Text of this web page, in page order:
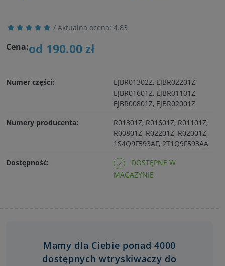
/ Aktualna ocena: 4.83
Cena:od 190.00 zł
Numer części:
EJBR01302Z, EJBR02201Z,
EJBR01601Z, EJBR01101Z,
EJBR00801Z, EJBR02001Z
Numery producenta:
R01301Z, R01601Z, R01101Z,
R00801Z, R02201Z, R02001Z,
1S4Q9F593AF, 2T1Q9F593AA
Dostępność:
DOSTĘPNE W
MAGAZYNIE
Mamy dla Ciebie ponad 4000
dostępnych wtryskiwaczy do